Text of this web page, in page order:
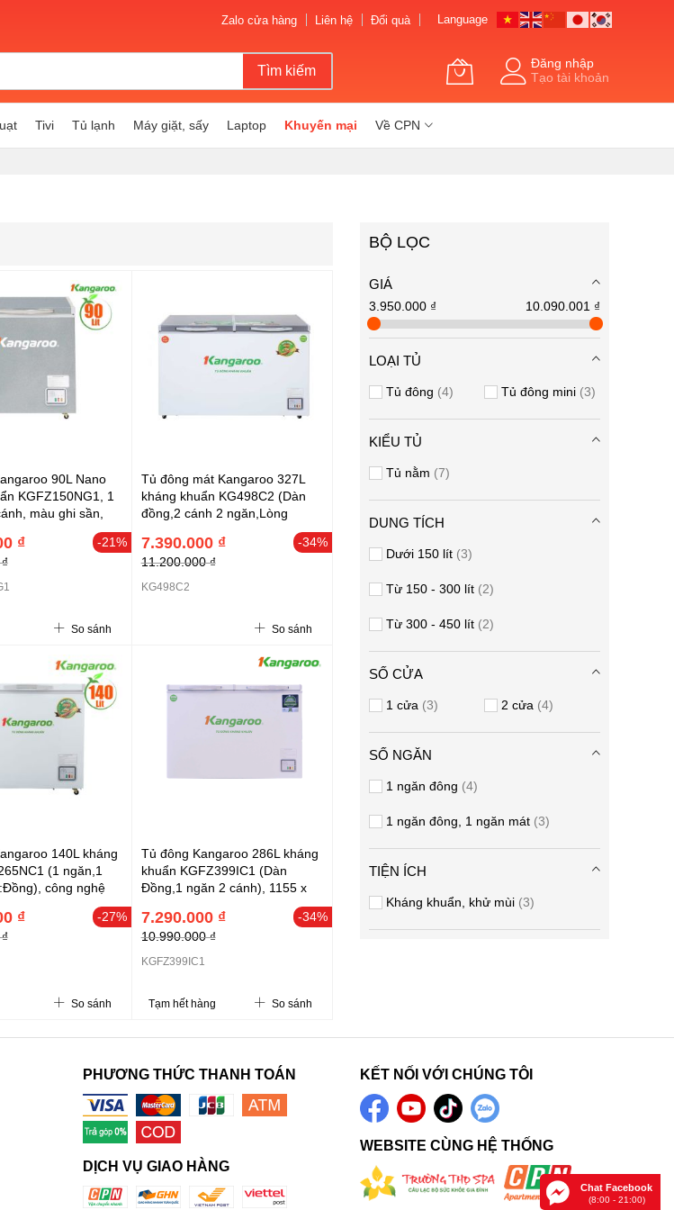
Zalo cửa hàng Liên hệ Đổi quà Language
Tìm kiếm
Đăng nhập
Tạo tài khoản
Tivi Tủ lạnh Máy giặt, sấy Laptop Khuyến mại Về CPN
90L Nano
KGFZ150NG1, 1
màu ghi sần,
-21%
₫
So sánh
Tủ đông mát Kangaroo 327L
kháng khuẩn KG498C2 (Dàn
đồng,2 cánh 2 ngăn,Lòng
nhôm sơn tĩnh điện phủ Nano
bạc)
-34%
7.390.000 ₫
11.200.000 ₫
KG498C2
So sánh
140L kháng
(1 ngăn,1
công nghệ
-27%
₫
So sánh
Tủ đông Kangaroo 286L kháng
khuẩn KGFZ399IC1 (Dàn
Đồng,1 ngăn 2 cánh), 1155 x
-34%
7.290.000 ₫
10.990.000 ₫
KGFZ399IC1
Tạm hết hàng So sánh
BỘ LỌC
GIÁ
3.950.000 ₫ 10.090.001 ₫
LOẠI TỦ
Tủ đông 4 Tủ đông mini 3
KIỂU TỦ
Tủ nằm 7
DUNG TÍCH
Dưới 150 lít 3
Từ 150 - 300 lít 2
Từ 300 - 450 lít 2
SỐ CỬA
1 cửa 3 2 cửa 4
SỐ NGĂN
1 ngăn đông 4
1 ngăn đông, 1 ngăn mát 3
TIỆN ÍCH
Kháng khuẩn, khử mùi 3
PHƯƠNG THỨC THANH TOÁN
DỊCH VỤ GIAO HÀNG
KẾT NỐI VỚI CHÚNG TÔI
WEBSITE CÙNG HỆ THỐNG
Chat Facebook
(8:00 - 21:00)